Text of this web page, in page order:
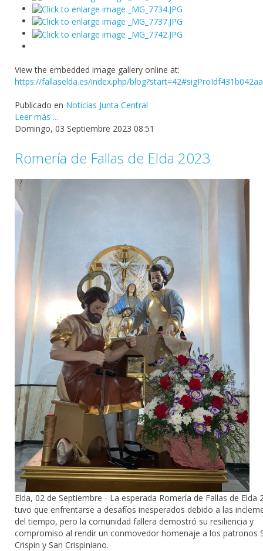
View the embedded image gallery online at:
https://fallaselda.es/index.php/blog?start=42#sigProIdf431b042aa
Publicado en Noticias Junta Central
Leer más ...
Domingo, 03 Septiembre 2023 08:51
Romería de Fallas de Elda 2023
Elda, 02 de Septiembre - La esperada Romería de Fallas de Elda
tuvo que enfrentarse a desafíos inesperados debido a las
del tiempo, pero la comunidad fallera demostró su resiliencia y
compromiso al rendir un conmovedor homenaje a los patronos
Crispin y San Crispiniano.